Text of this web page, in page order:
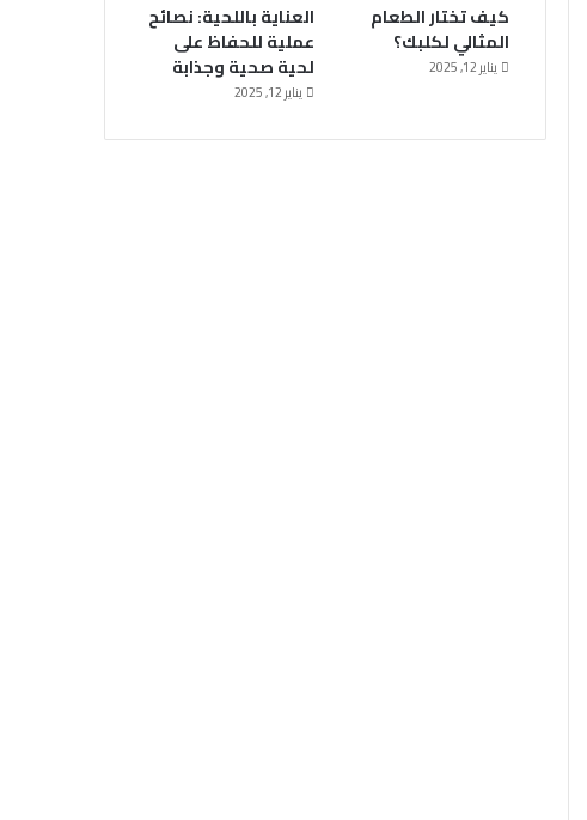
كيف تختار الطعام
المثالي لكلبك؟
يناير 12, 2025
العناية باللحية: نصائح
عملية للحفاظ على
لحية صحية وجذابة
يناير 12, 2025